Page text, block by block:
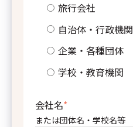
てください。*
その他
旅行会社
自治体・行政機関
企業・各種団体
学校・教育機関
会社名*
または団体名・学校名等